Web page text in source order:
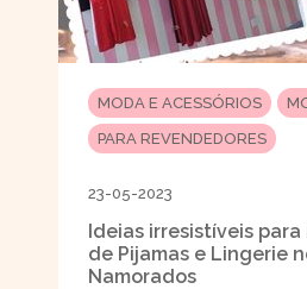
MODA E ACESSÓRIOS
PARA REVENDEDORES
23-05-2023
Ideias irresistíveis
de Pijamas e Lingerie
Namorados